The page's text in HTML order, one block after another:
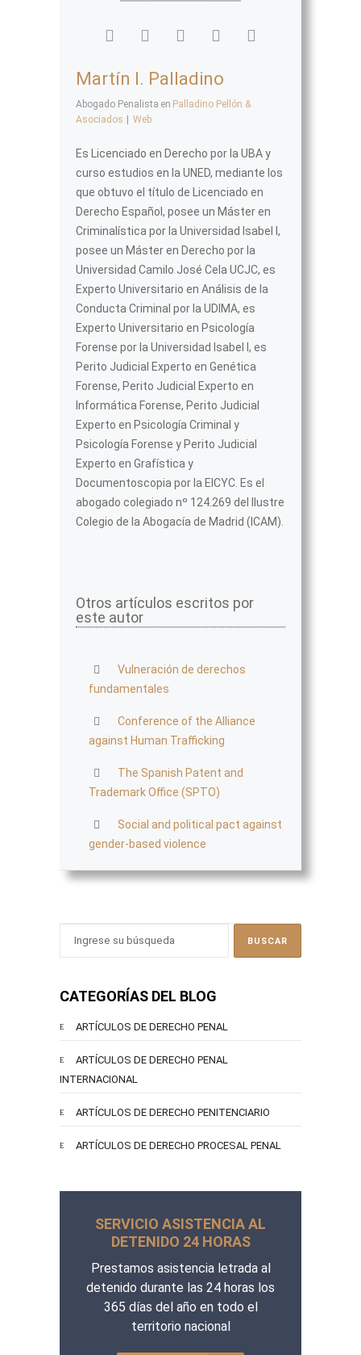
Martín I. Palladino
Abogado Penalista en Palladino Pellón &
Asociados
Web
Es Licenciado en Derecho por la UBA y
curso estudios en la UNED, mediante los
que obtuvo el título de Licenciado en
Derecho Español, posee un Máster en
Criminalística por la Universidad Isabel I,
posee un Máster en Derecho por la
Universidad Camilo José Cela UCJC, es
Experto Universitario en Análisis de la
Conducta Criminal por la UDIMA, es
Experto Universitario en Psicología
Forense por la Universidad Isabel I, es
Perito Judicial Experto en Genética
Forense, Perito Judicial Experto en
Informática Forense, Perito Judicial
Experto en Psicología Criminal y
Psicología Forense y Perito Judicial
Experto en Grafística y
Documentoscopia por la EICYC. Es el
abogado colegiado nº 124.269 del Ilustre
Colegio de la Abogacía de Madrid (ICAM).
Otros artículos escritos por
este autor
Vulneración de derechos
fundamentales
Conference of the Alliance
against Human Trafficking
The Spanish Patent and
Trademark Office (SPTO)
Social and political pact against
gender-based violence
CATEGORÍAS DEL BLOG
ARTÍCULOS DE DERECHO PENAL
ARTÍCULOS DE DERECHO PENAL
INTERNACIONAL
ARTÍCULOS DE DERECHO PENITENCIARIO
ARTÍCULOS DE DERECHO PROCESAL PENAL
SERVICIO ASISTENCIA AL
DETENIDO 24 HORAS
Prestamos asistencia letrada al
detenido durante las 24 horas los
365 días del año en todo el
territorio nacional